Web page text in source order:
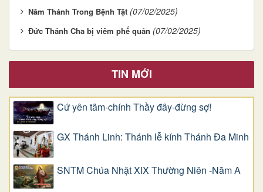
Năm Thánh Trong Bệnh Tật (07/02/2025)
Đức Thánh Cha bị viêm phế quản (07/02/2025)
TIN MỚI
Cứ yên tâm-chính Thầy đây-đừng sợ!
GX Thánh Linh: Thánh lễ kính Thánh Đa Minh
SNTM Chúa Nhật XIX Thường Niên -Năm A